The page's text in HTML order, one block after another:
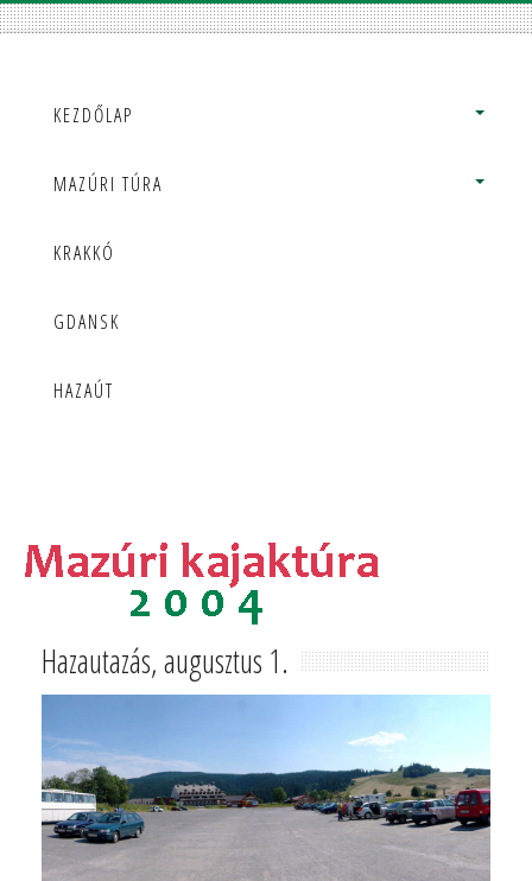
KEZDŐLAP
MAZÚRI TÚRA
KRAKKÓ
GDANSK
HAZAÚT
Hazautazás, augusztus 1.